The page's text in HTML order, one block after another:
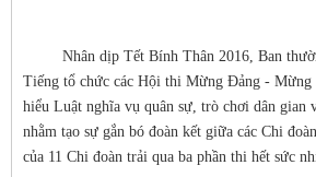
Nhân dịp Tết Bính Thân 2016, Ban
Tiếng tổ chức các Hội thi Mừng Đảng -
hiểu Luật nghĩa vụ quân sự, trò chơi dân gian
nhằm tạo sự gắn bó đoàn kết giữa các Chi
của 11 Chi đoàn trải qua ba phần thi hết sức